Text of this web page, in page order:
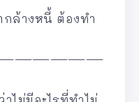
ล้างหนี้ ต้องทำ